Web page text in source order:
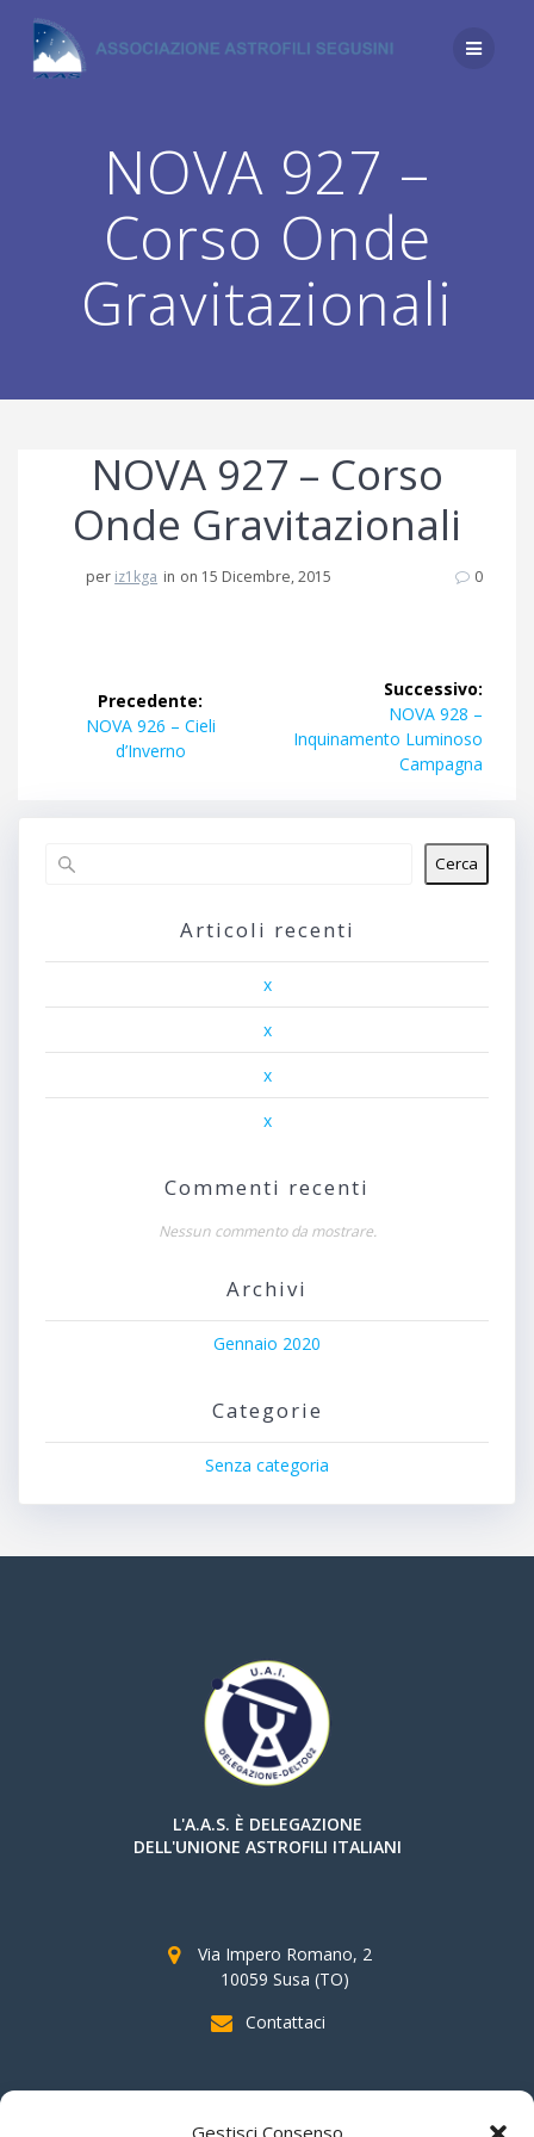
Gestisci Consenso
contenuto
NOVA 927 –
Corso Onde
Gravitazionali
NOVA 927 – Corso
Onde Gravitazionali
per iz1kga in on 15 Dicembre, 2015 0
articoliPrecedente:
Articolo
precedente:
NOVA 926 – Cieli
d’Inverno
Successivo:
Articolo
successivo:
NOVA 928 –
Inquinamento Luminoso
Campagna
Cerca
Articoli recenti
x
x
x
x
Commenti recenti
Nessun commento da mostrare.
Archivi
Gennaio 2020
Categorie
Senza categoria
L'A.A.S. È DELEGAZIONE
DELL'UNIONE ASTROFILI ITALIANI
Via Impero Romano, 2
10059 Susa (TO)
Contattaci
SOSTIENI AAS